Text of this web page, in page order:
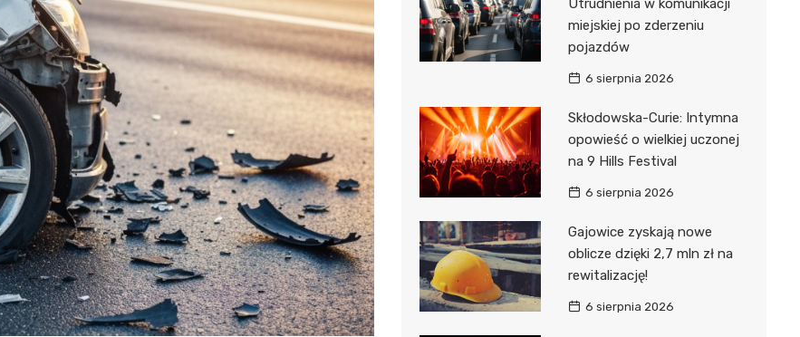
Kino
Utrudnienia w komunikacji
miejskiej po zderzeniu
pojazdów
6 sierpnia 2026
Skłodowska-Curie: Intymna
opowieść o wielkiej uczonej
na 9 Hills Festival
6 sierpnia 2026
Gajowice zyskają nowe
oblicze dzięki 2,7 mln zł na
rewitalizację!
6 sierpnia 2026